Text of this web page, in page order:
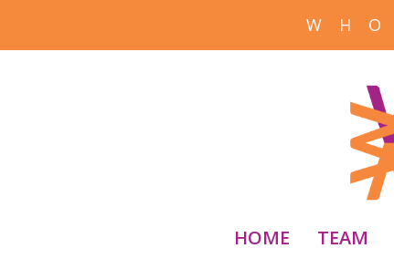
W H
HOME TEAM